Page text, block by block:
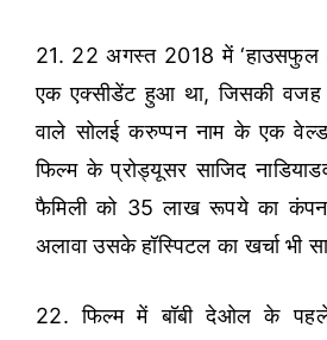
21. 22 अगस्त 2018 में ‘हाउसफुल
एक एक्सीडेंट हुआ था, जिसकी
वाले सोलई करुप्पन नाम के एक
फिल्म के प्रोड्यूसर साजिद
फैमिली को 35 लाख रूपये का
अलावा उसके हॉस्पिटल का खर्चा भी
22. फिल्म में बॉबी देओल के